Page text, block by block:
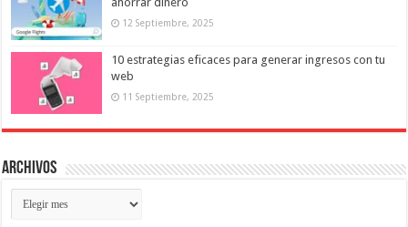
12 Septiembre, 2025
10 estrategias eficaces para generar ingresos con tu
web
11 Septiembre, 2025
Archivos